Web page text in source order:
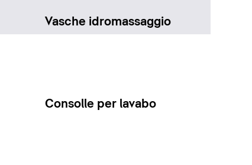
Vasche idromassaggio
Consolle per lavabo